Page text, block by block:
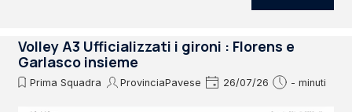
Volley A3 Ufficializzati i gironi : Florens e
Garlasco insieme
Prima Squadra ProvinciaPavese 26/07/26 - minuti